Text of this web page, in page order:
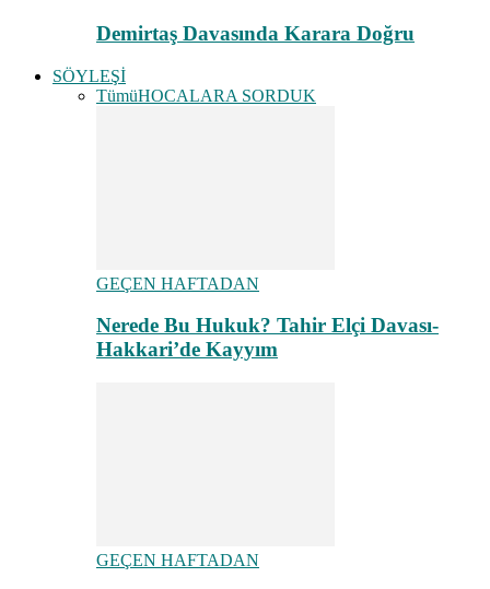
Demirtaş Davasında Karara Doğru
SÖYLEŞİ
TümüHOCALARA SORDUK
GEÇEN HAFTADAN
Nerede Bu Hukuk? Tahir Elçi Davası-
Hakkari’de Kayyım
GEÇEN HAFTADAN